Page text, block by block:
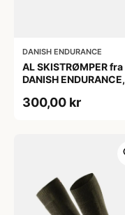
DANISH ENDURANCE
AL SKISTRØMPER fra
DANISH ENDURANCE,
300,00 kr